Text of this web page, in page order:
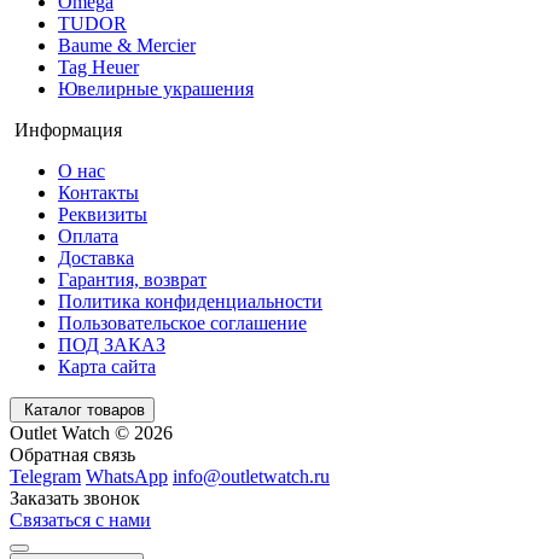
TUDOR
Baume & Mercier
Tag Heuer
Ювелирные украшения
Информация
О нас
Контакты
Реквизиты
Оплата
Доставка
Гарантия, возврат
Политика конфиденциальности
Пользовательское соглашение
ПОД ЗАКАЗ
Карта сайта
Каталог товаров
Outlet Watch © 2026
Обратная связь
Telegram WhatsApp info@outletwatch.ru
Заказать звонок
Связаться с нами